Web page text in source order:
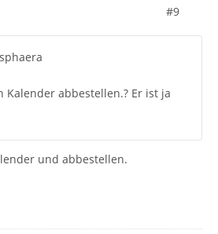
#9
Kalender abbestellen.? Er ist ja
und abbestellen.